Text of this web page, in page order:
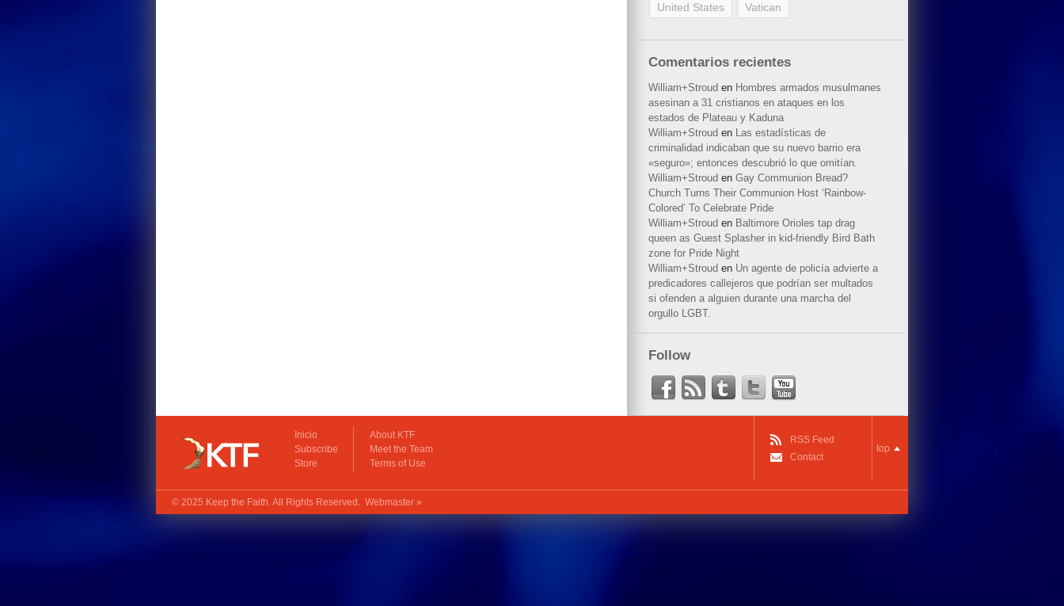
United States
Vatican
Comentarios recientes
William+Stroud en Hombres armados musulmanes
asesinan a 31 cristianos en ataques en los
estados de Plateau y Kaduna
William+Stroud en Las estadísticas de
criminalidad indicaban que su nuevo barrio era
«seguro»; entonces descubrió lo que omitían.
William+Stroud en Gay Communion Bread?
Church Turns Their Communion Host ‘Rainbow-
Colored’ To Celebrate Pride
William+Stroud en Baltimore Orioles tap drag
queen as Guest Splasher in kid-friendly Bird Bath
zone for Pride Night
William+Stroud en Un agente de policía advierte a
predicadores callejeros que podrían ser multados
si ofenden a alguien durante una marcha del
orgullo LGBT.
Follow
Inicio
Subscribe
Store
About KTF
Meet the Team
Terms of Use
RSS Feed
Contact
top
© 2025 Keep the Faith. All Rights Reserved. Webmaster »